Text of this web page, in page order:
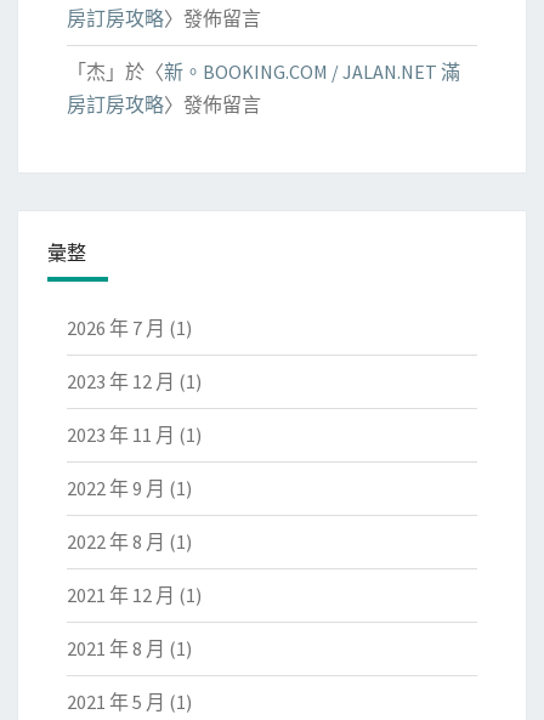
房訂房攻略〉發佈留言
「 杰 」於〈新。BOOKING.COM / JALAN.NET 滿
房訂房攻略〉發佈留言
彙整
2026 年 7 月 (1)
2023 年 12 月 (1)
2023 年 11 月 (1)
2022 年 9 月 (1)
2022 年 8 月 (1)
2021 年 12 月 (1)
2021 年 8 月 (1)
2021 年 5 月 (1)